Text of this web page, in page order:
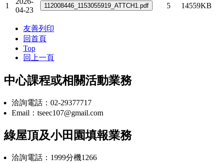
1
04-23
5 14559KB
友善列印
回首頁
Top
回上一頁
中心課程或相關活動業務
洽詢電話：02-29377717
Email：tseec107@gmail.com
綠屋頂及小田園填報業務
洽詢電話：1999分機1266